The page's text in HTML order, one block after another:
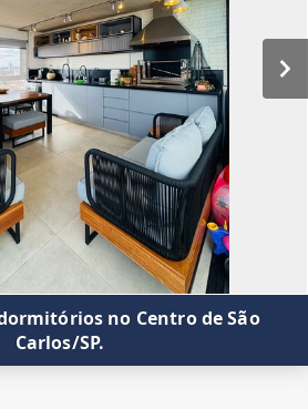
no Centro de São
Carlos/SP.